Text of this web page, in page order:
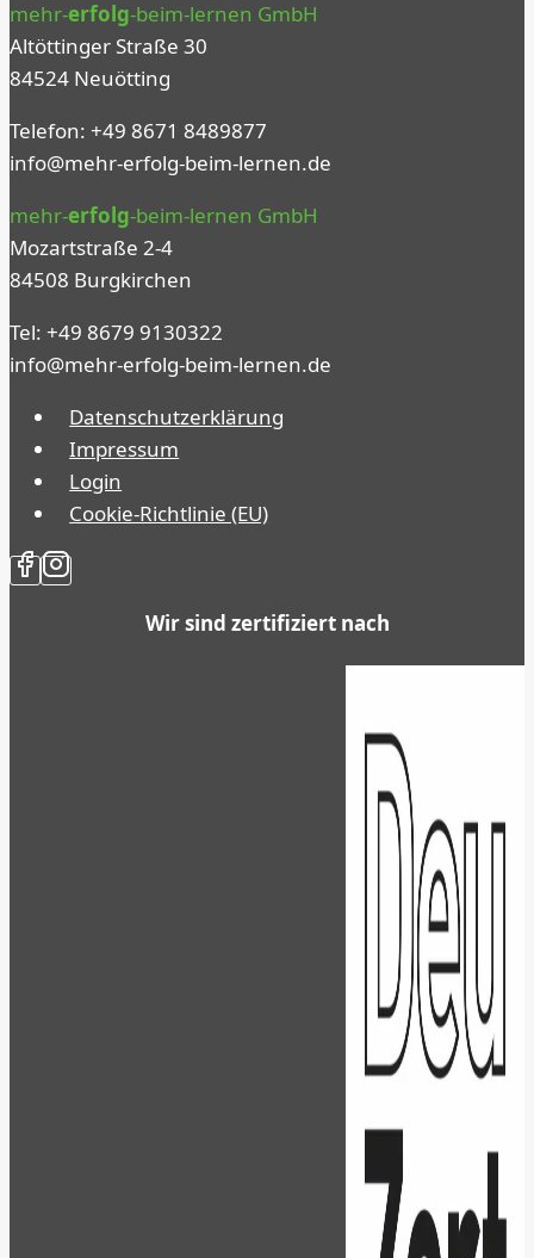
mehr-erfolg-beim-lernen GmbH
Altöttinger Straße 30
84524 Neuötting
Telefon: +49 8671 8489877
info@mehr-erfolg-beim-lernen.de
mehr-erfolg-beim-lernen GmbH
Mozartstraße 2-4
84508 Burgkirchen
Tel: +49 8679 9130322
info@mehr-erfolg-beim-lernen.de
Datenschutzerklärung
Impressum
Login
Cookie-Richtlinie (EU)
Wir sind zertifiziert nach